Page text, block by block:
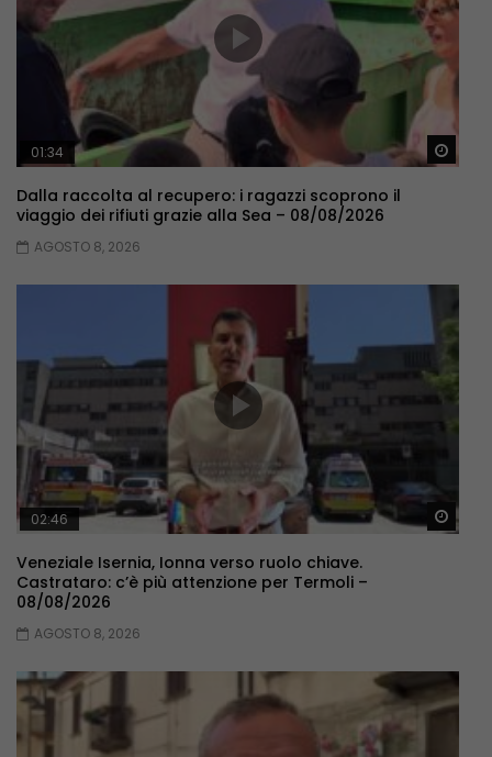
01:34
Dalla raccolta al recupero: i ragazzi scoprono il
viaggio dei rifiuti grazie alla Sea – 08/08/2026
AGOSTO 8, 2026
02:46
Veneziale Isernia, Ionna verso ruolo chiave.
Castrataro: c’è più attenzione per Termoli –
08/08/2026
AGOSTO 8, 2026